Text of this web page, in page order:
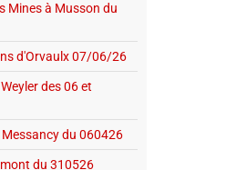
Mines à Musson du
d'Orvaulx 07/06/26
des 06 et
du 060426
du 310526